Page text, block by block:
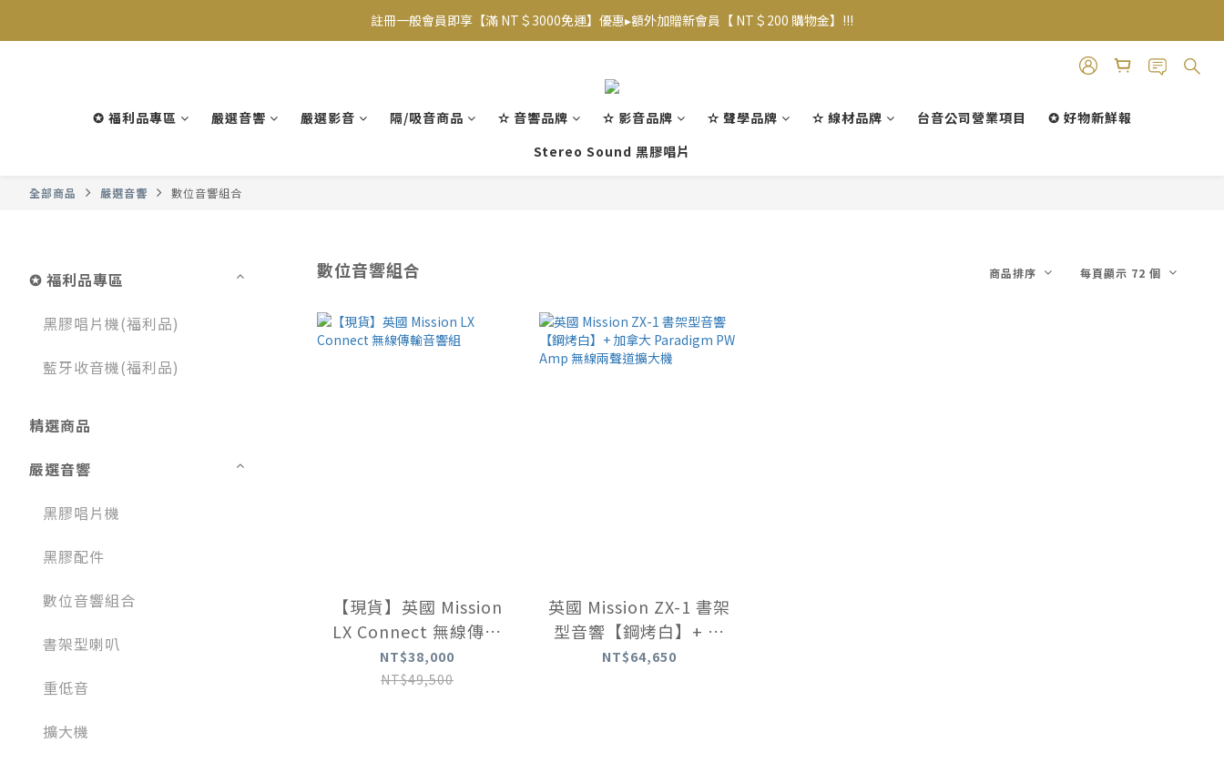
【專屬VIP折扣】已上線~ 請至【帳戶】查看相應優惠及等級
註冊一般會員即享【滿 NT＄3000免運】優惠▸額外加贈新會員【 NT＄200 購物金】!!!
✪ 福利品專區 嚴選音響 嚴選影音 隔/吸音商品 ✫ 音響品牌 ✫ 影音品牌 ✫ 聲學品牌 ✫ 線材品牌 台音公司營業項目
✪ 好物新鮮報
Stereo Sound 黑膠唱片
全部商品 嚴選音響 數位音響組合
✪ 福利品專區
黑膠唱片機(福利品)
藍牙收音機(福利品)
精選商品
嚴選音響
黑膠唱片機
黑膠配件
數位音響組合
書架型喇叭
重低音
擴大機
數位音響組合 商品排序 每頁顯示 72 個
【現貨】英國 Mission
LX Connect 無線傳輸
音響組
NT$38,000
NT$49,500
英國 Mission ZX-1 書架
型音響【鋼烤白】+ 加
拿大 Paradigm PW
NT$64,650